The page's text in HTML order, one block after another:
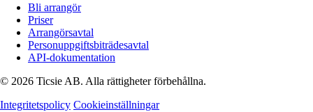
Bli arrangör
Priser
Arrangörsavtal
Personuppgiftsbiträdesavtal
API-dokumentation
© 2026 Ticsie AB. Alla rättigheter förbehållna.
Integritetspolicy Cookieinställningar